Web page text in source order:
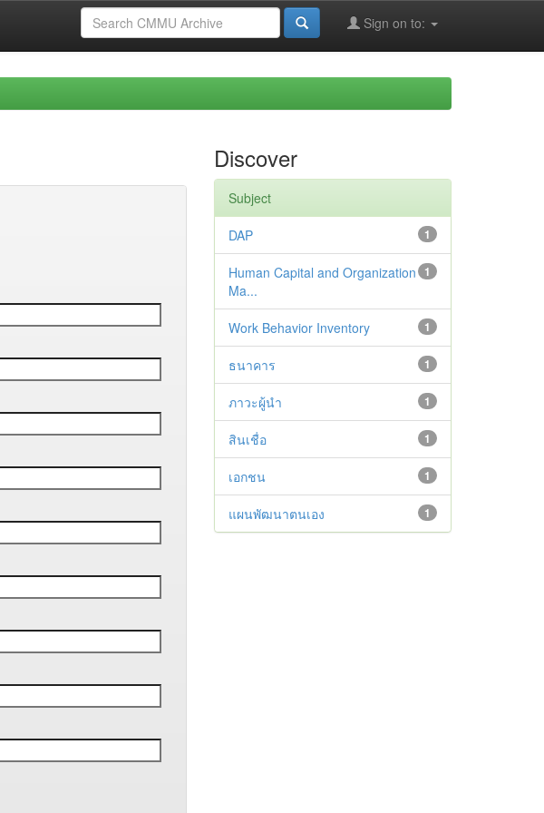
Sign on to:
Discover
Subject
1
DAP
1
Human Capital and Organization
Ma...
1
Work Behavior Inventory
1
ธนาคาร
1
ภาวะผู้นำ
1
สินเชื่อ
1
เอกชน
1
แผนพัฒนาตนเอง